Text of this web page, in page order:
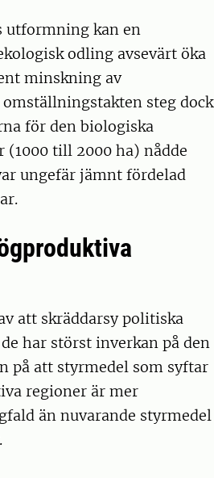
utformning kan en
odling avsevärt öka
minskning av
steg dock
för den biologiska
(1000 till 2000 ha) nådde
ungefär jämnt fördelad
att skräddarsy politiska
har störst inverkan på den
på att styrmedel som syftar
regioner är mer
än nuvarande styrmedel